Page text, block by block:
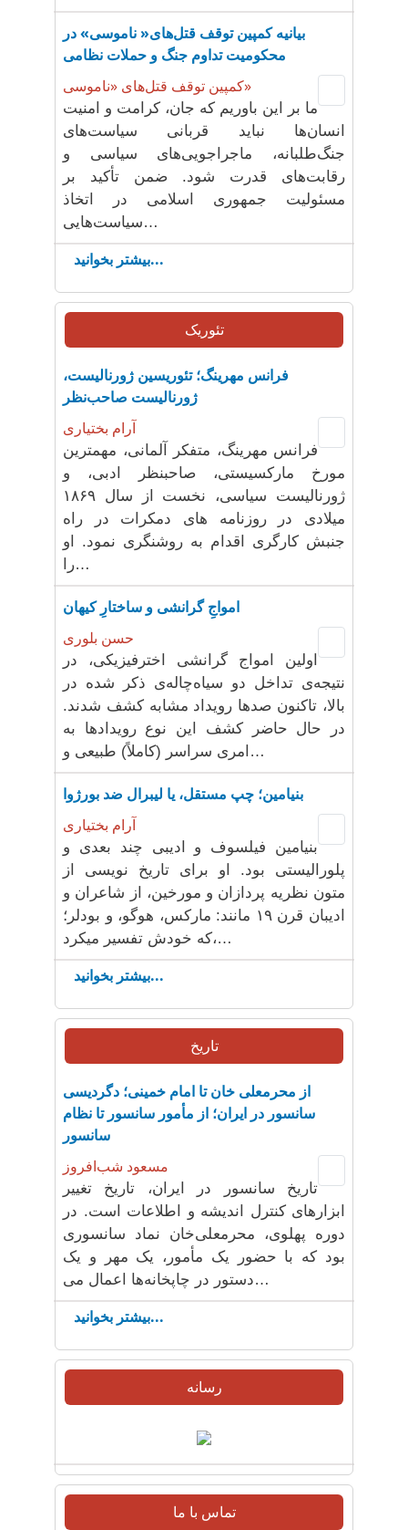
بیانیه کمپین توقف قتل‌های« ناموسی» در
محکومیت تداوم جنگ و حملات نظامی
کمپین توقف قتل‌های «ناموسی»
ما بر این باوریم که جان، کرامت و امنیت
انسان‌ها نباید قربانی سیاست‌های
جنگ‌طلبانه، ماجراجویی‌های سیاسی و
رقابت‌های قدرت شود. ضمن تأکید بر
مسئولیت جمهوری اسلامی در اتخاذ
سیاست‌هایی…
بیشتر بخوانید...
تئوریک
فرانس مهرینگ؛ تئوریسین ژورنالیست،
ژورنالیست صاحب‌نظر
آرام بختیاری
فرانس مهرینگ، متفکر آلمانی، مهمترین
مورخ مارکسیستی، صاحبنظر ادبی، و
ژورنالیست سیاسی، نخست از سال ۱۸۶۹
میلادی در روزنامه های دمکرات در راه
جنبش کارگری اقدام به روشنگری نمود. او
را…
‌امواجِ گرانشی و ساختارِ کیهان
حسن بلوری
اولین امواج گرانشی اخترفیزیکی، در
نتیجه‌ی تداخل دو سیاه‌چاله‌ی ذکر شده در
بالا، تاکنون صدها رویداد مشابه کشف شدند.
در حال حاضر کشف این نوع رویدادها به
امری سراسر (کاملاً) طبیعی و…
بنیامین؛ چپ مستقل، یا لیبرال ضد بورژوا
آرام بختیاری
بنیامین فیلسوف و ادیبی چند بعدی و
پلورالیستی بود. او برای تاریخ نویسی از
متون نظریه پردازان و مورخین، از شاعران و
ادیبان قرن ۱۹ مانند: مارکس، هوگو، و بودلر؛
که خودش تفسیر میکرد،…
بیشتر بخوانید...
تاریخ
از محرمعلی خان تا امام خمینی؛ دگردیسی
سانسور در ایران؛ از مأمور سانسور تا نظام
سانسور
مسعود شب‌افروز
تاریخ سانسور در ایران، تاریخ تغییر
ابزارهای کنترل اندیشه و اطلاعات است. در
دوره پهلوی، محرمعلی‌خان نماد سانسوری
بود که با حضور یک مأمور، یک مهر و یک
دستور در چاپخانه‌ها اعمال می‌…
بیشتر بخوانید...
رسانه
تماس با ما